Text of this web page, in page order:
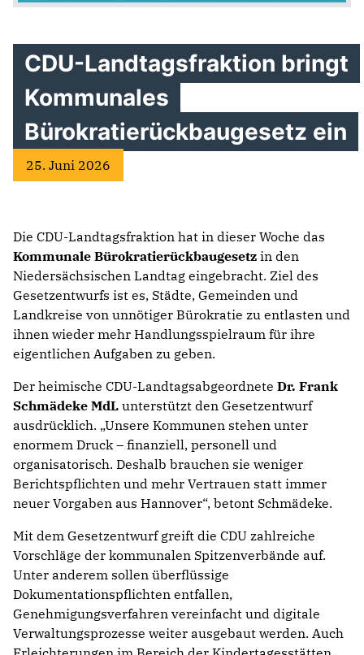
CDU-Landtagsfraktion bringt
Kommunales
Bürokratierückbaugesetz ein
25. Juni 2026
Die CDU-Landtagsfraktion hat in dieser Woche das
Kommunale Bürokratierückbaugesetz in den
Niedersächsischen Landtag eingebracht. Ziel des
Gesetzentwurfs ist es, Städte, Gemeinden und
Landkreise von unnötiger Bürokratie zu entlasten und
ihnen wieder mehr Handlungsspielraum für ihre
eigentlichen Aufgaben zu geben.
Der heimische CDU-Landtagsabgeordnete Dr. Frank
Schmädeke MdL unterstützt den Gesetzentwurf
ausdrücklich. „Unsere Kommunen stehen unter
enormem Druck – finanziell, personell und
organisatorisch. Deshalb brauchen sie weniger
Berichtspflichten und mehr Vertrauen statt immer
neuer Vorgaben aus Hannover“, betont Schmädeke.
Mit dem Gesetzentwurf greift die CDU zahlreiche
Vorschläge der kommunalen Spitzenverbände auf.
Unter anderem sollen überflüssige
Dokumentationspflichten entfallen,
Genehmigungsverfahren vereinfacht und digitale
Verwaltungsprozesse weiter ausgebaut werden. Auch